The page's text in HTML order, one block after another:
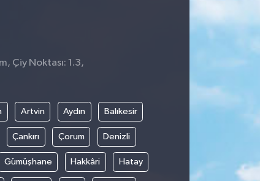
Çiy Noktası: 1.3,
Artvin Aydın Balıkesir
Çankırı Çorum Denizli
Gümüşhane Hakkâri Hatay